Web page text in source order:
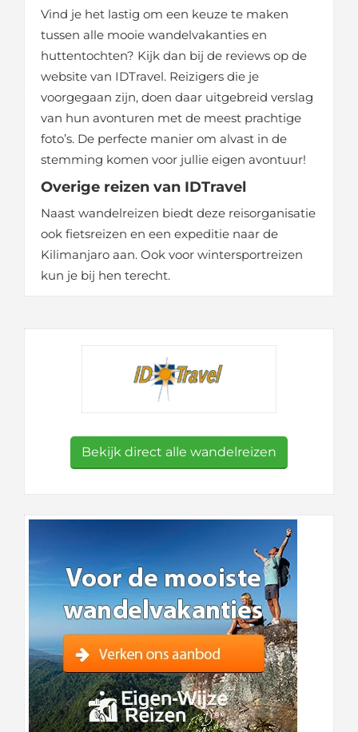
Vind je het lastig om een keuze te maken
tussen alle mooie wandelvakanties en
huttentochten? Kijk dan bij de reviews op de
website van IDTravel. Reizigers die je
voorgegaan zijn, doen daar uitgebreid verslag
van hun avonturen met de meest prachtige
foto’s. De perfecte manier om alvast in de
stemming komen voor jullie eigen avontuur!
Overige reizen van IDTravel
Naast wandelreizen biedt deze reisorganisatie
ook fietsreizen en een expeditie naar de
Kilimanjaro aan. Ook voor wintersportreizen
kun je bij hen terecht.
Bekijk direct alle wandelreizen